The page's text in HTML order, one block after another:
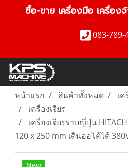
ซื้อ-ขาย เครื่องมือ เครื่อ
083-789-
หน้าแรก สินค้าทั้งหมด
เ
เครื่องเจียร
เครื่องเจียรราบญี่ปุ่น
120 x 250 mm เดินออโต้ได้
New